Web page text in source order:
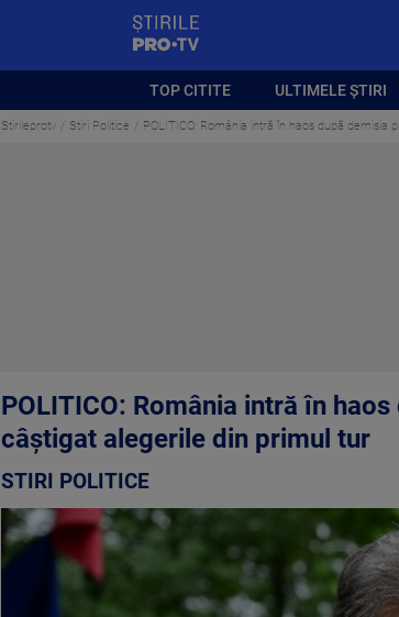
TOP CITITE ULTIMELE ȘTIRI
Stirileprotv Stiri Politice POLITICO: România intră în haos după demisia
POLITICO: România intră în
câștigat alegerile din primul tur
STIRI POLITICE